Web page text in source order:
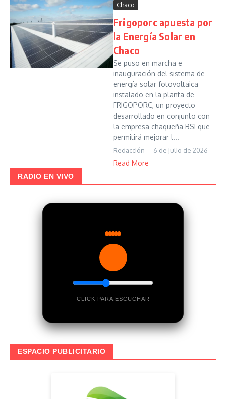
Chaco
Frigoporc apuesta por
la Energía Solar en
Chaco
Se puso en marcha e
inauguración del sistema de
energía solar fotovoltaica
instalado en la planta de
FRIGOPORC, un proyecto
desarrollado en conjunto con
la empresa chaqueña BSI que
permitirá mejorar l...
Redacción 6 de julio de 2026
Read More
RADIO EN VIVO
CLICK PARA ESCUCHAR
ESPACIO PUBLICITARIO